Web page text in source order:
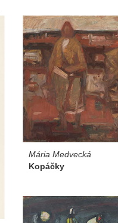
Mária Medvecká
Kopáčky